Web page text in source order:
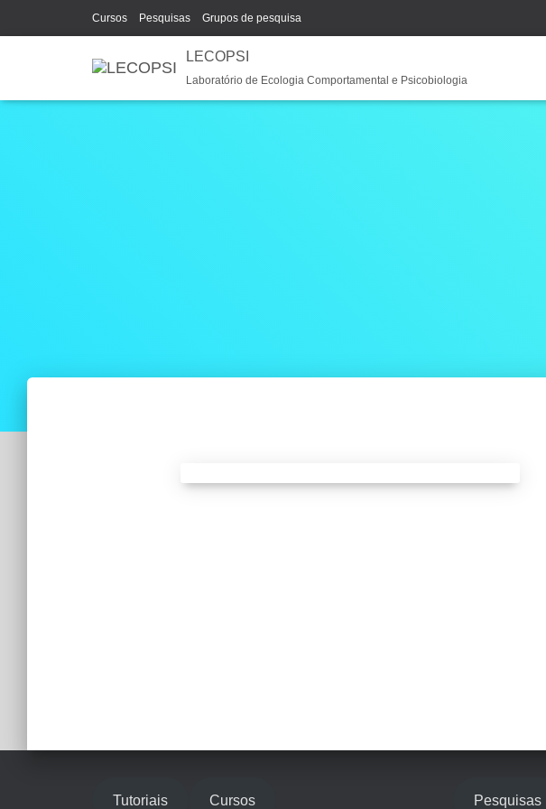
Cursos Pesquisas Grupos de pesquisa
LECOPSI
Laboratório de Ecologia Comportamental e Psicobiologia
Tutoriais Cursos Pesquisas